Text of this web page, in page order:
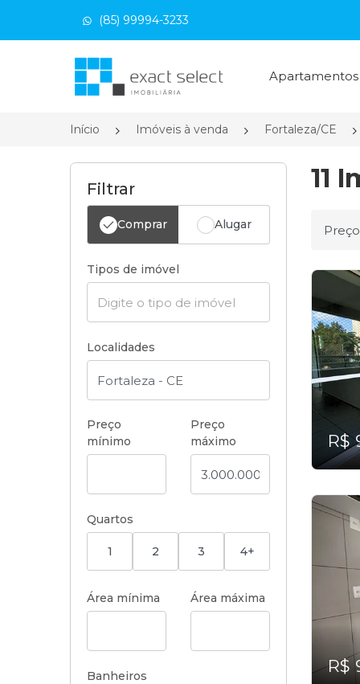
(85) 99994-3233
Página inicial
Início Imóveis à venda Fortaleza/CE
Filtrar
Comprar Alugar
Tipos de imóvel
Localidades
Preço
mínimo
Preço
máximo
Quartos
1 2 3 4+
Área mínima Área máxima
Banheiros
11
R$
R$